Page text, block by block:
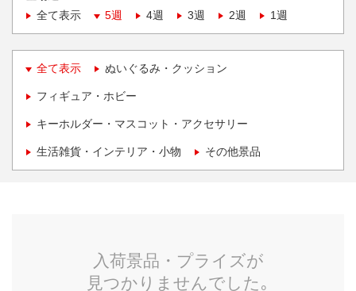
全て表示
5週 4週 3週 2週 1週
全て表示 ぬいぐるみ・クッション
フィギュア・ホビー
キーホルダー・マスコット・アクセサリー
生活雑貨・インテリア・小物 その他景品